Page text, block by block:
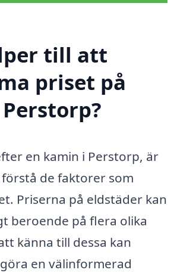
till att
priset på
en kamin i Perstorp, är
de faktorer som
Priserna på eldstäder kan
beroende på flera olika
känna till dessa kan
en välinformerad